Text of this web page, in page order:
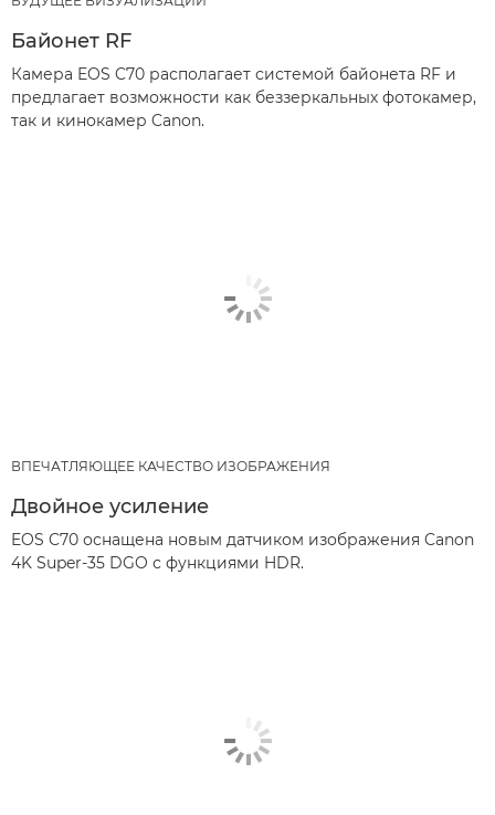
Байонет RF
Камера EOS C70 располагает системой байонета RF и
предлагает возможности как беззеркальных фотокамер,
так и кинокамер Canon.
ВПЕЧАТЛЯЮЩЕЕ КАЧЕСТВО ИЗОБРАЖЕНИЯ
Двойное усиление
EOS C70 оснащена новым датчиком изображения Canon
4K Super-35 DGO с функциями HDR.